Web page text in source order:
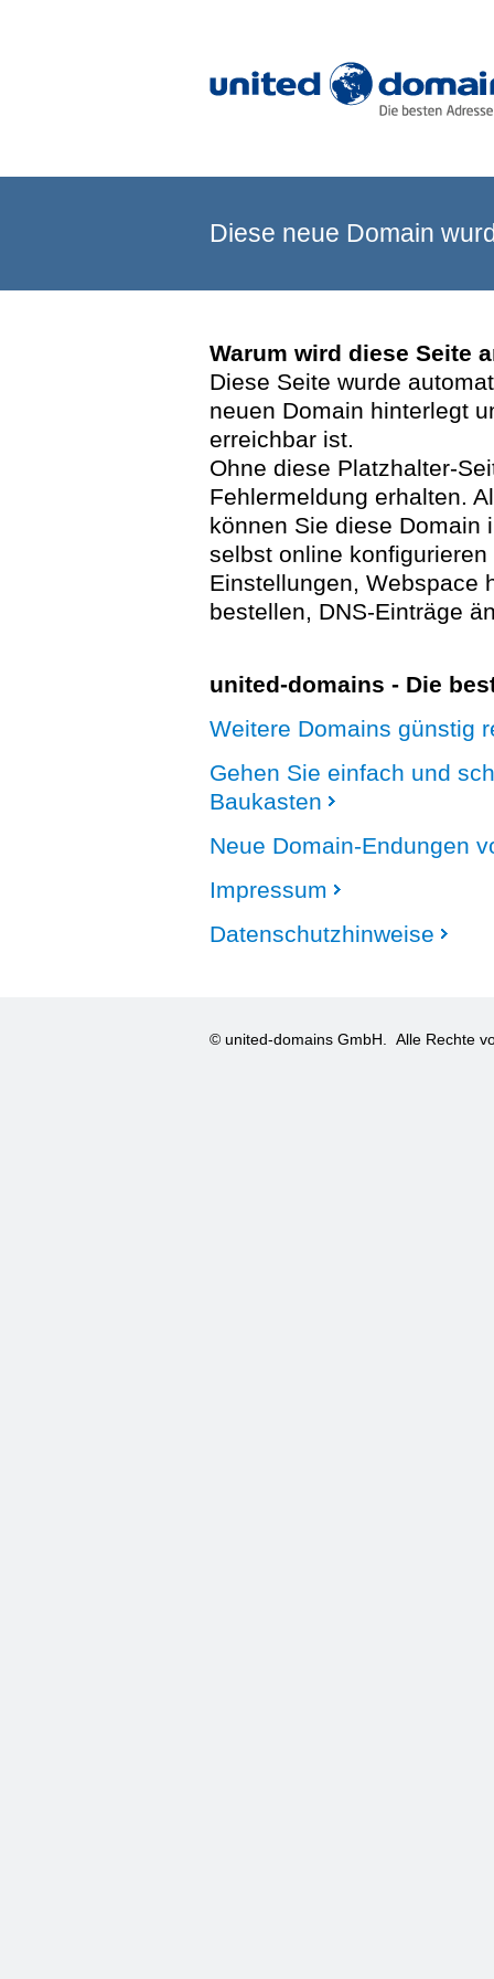
Diese neue Domain
Warum wird diese Seite
Diese Seite wurde
neuen Domain hinterlegt
erreichbar ist.
Ohne diese Platzhalter-
Fehlermeldung erhalten.
können Sie diese Domain
selbst online
Einstellungen, Webspace
bestellen, DNS-Einträge
united-domains - Die
Weitere Domains günstig
Gehen Sie einfach und
Baukasten
Neue Domain-Endungen
Impressum
Datenschutzhinweise
© united-domains GmbH. Alle Rechte